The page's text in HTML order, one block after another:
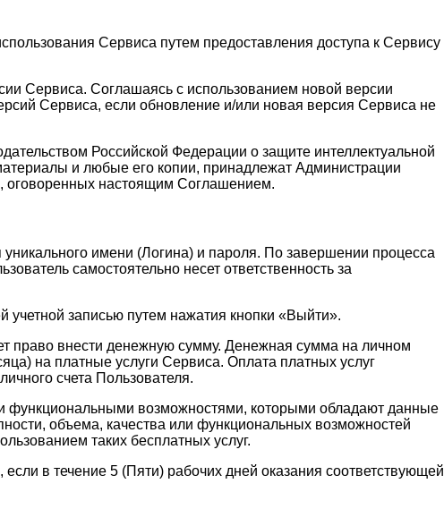
Сервиса путем предоставления доступа к Сервису
Сервиса. Соглашаясь с использованием новой версии
Сервиса, если обновление и/или новая версия Сервиса не
Российской Федерации о защите интеллектуальной
и любые его копии, принадлежат Администрации
оговоренных настоящим Соглашением.
имени (Логина) и пароля. По завершении процесса
самостоятельно несет ответственность за
записью путем нажатия кнопки «Выйти».
право внести денежную сумму. Денежная сумма на личном
на платные услуги Сервиса. Оплата платных услуг
счета Пользователя.
функциональными возможностями, которыми обладают данные
объема, качества или функциональных возможностей
таких бесплатных услуг.
в течение 5 (Пяти) рабочих дней оказания соответствующей